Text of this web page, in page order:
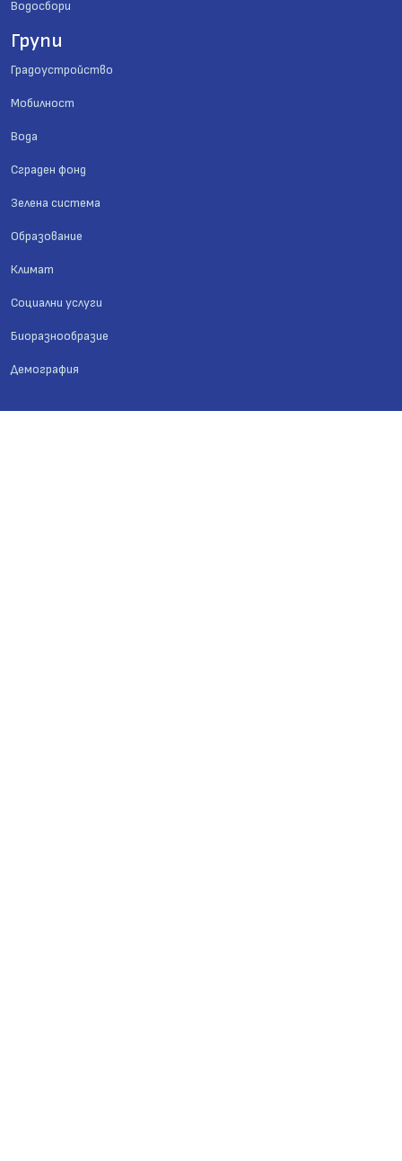
Водосбори
Групи
Градоустройство
Мобилност
Вода
Сграден фонд
Зелена система
Образование
Климат
Социални услуги
Биоразнообразие
Демография